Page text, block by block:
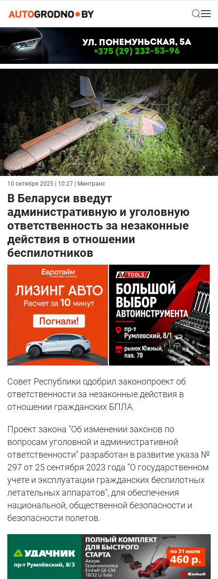
10 октября 2025 | 10:27 | Минтранс
В Беларуси введут
административную и уголовную
ответственность за незаконные
действия в отношении
беспилотников
Совет Республики одобрил законопроект об
ответственности за незаконные действия в
отношении гражданских БПЛА.
Проект закона "Об изменении законов по
вопросам уголовной и административной
ответственности" разработан в развитие указа №
297 от 25 сентября 2023 года "О государственном
учете и эксплуатации гражданских беспилотных
летательных аппаратов", для обеспечения
национальной, общественной безопасности и
безопасности полетов.